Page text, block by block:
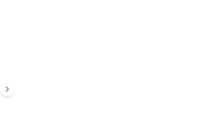
Scroll right